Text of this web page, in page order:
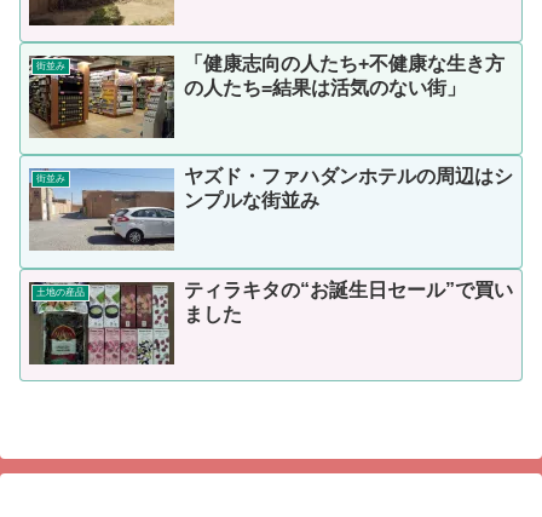
街並み
「健康志向の人たち+不健康な生き方
の人たち=結果は活気のない街」
街並み
ヤズド・ファハダンホテルの周辺はシ
ンプルな街並み
土地の産品
ティラキタの“お誕生日セール”で買い
ました